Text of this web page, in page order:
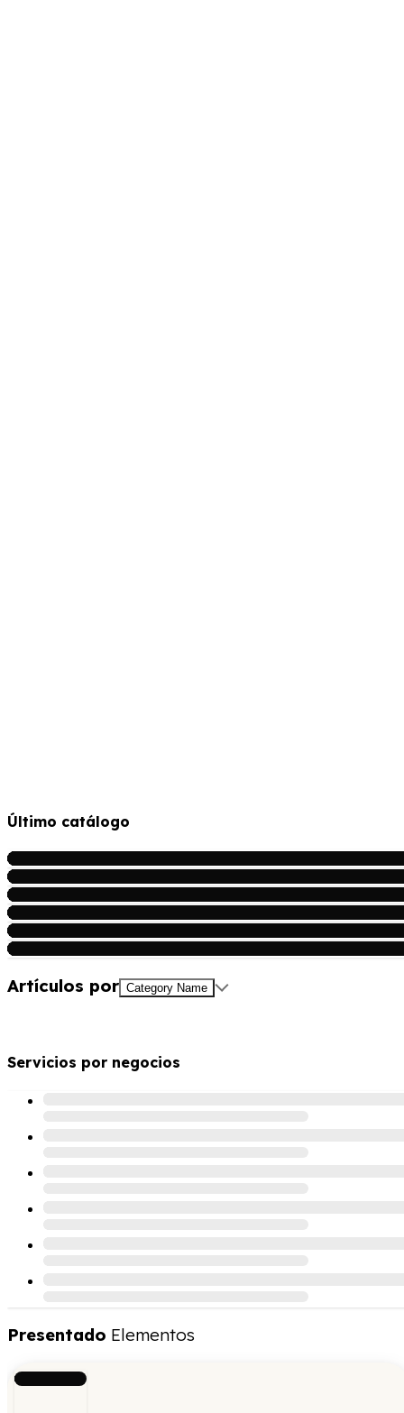
Último catálogo
Artículos por Category Name
Servicios por negocios
Presentado Elementos